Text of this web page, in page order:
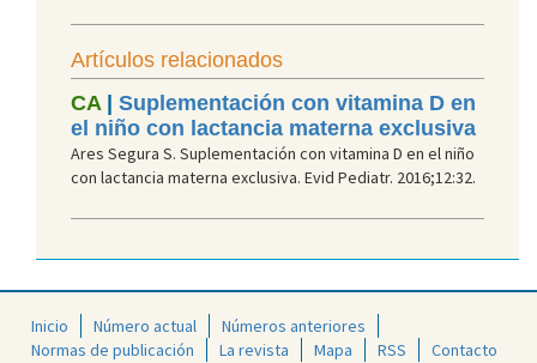
Artículos relacionados
CA | Suplementación con vitamina D en
el niño con lactancia materna exclusiva
Ares Segura S. Suplementación con vitamina D en el niño
con lactancia materna exclusiva. Evid Pediatr. 2016;12:32.
Inicio Número actual
Números anteriores
Normas de publicación
La revista Mapa RSS Contacto